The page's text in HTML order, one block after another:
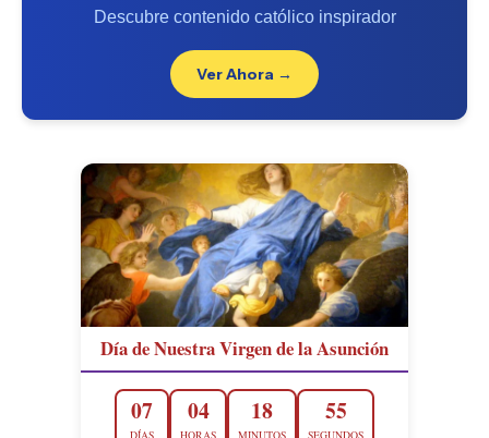
Descubre contenido católico inspirador
Ver Ahora →
Día de Nuestra Virgen de la Asunción
07
DÍAS
04
HORAS
18
MINUTOS
54
SEGUNDOS